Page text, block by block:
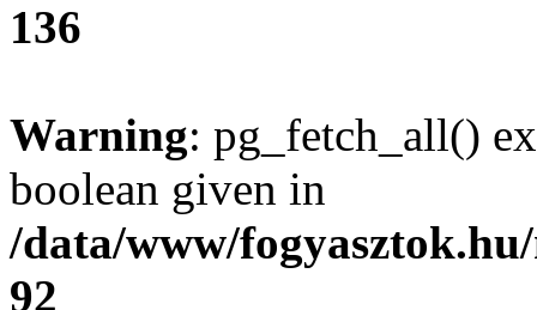
136
Warning: pg_fetch_all()
boolean given in
/data/www/
92